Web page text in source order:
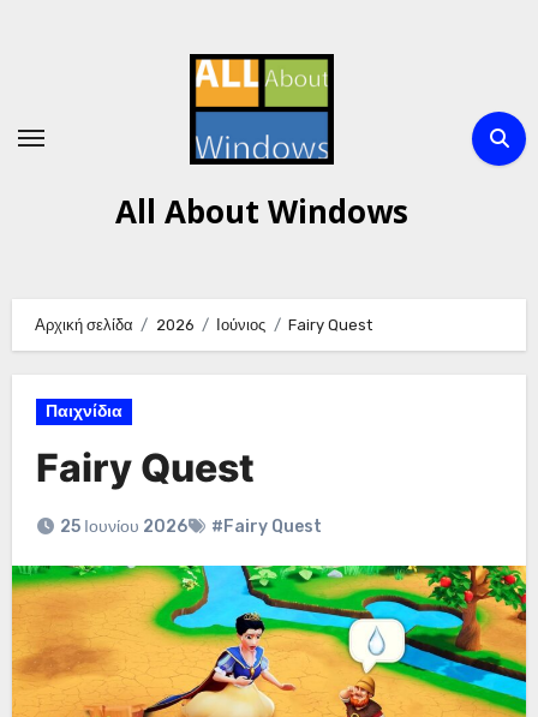
All About Windows
Αρχική σελίδα 2026 Ιούνιος Fairy Quest
Παιχνίδια
Fairy Quest
25 Ιουνίου 2026 #Fairy Quest